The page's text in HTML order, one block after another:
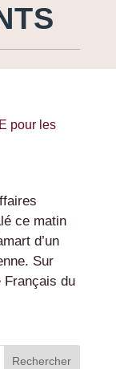
pour les
ce matin
d’un
Sur
Français du
Rechercher